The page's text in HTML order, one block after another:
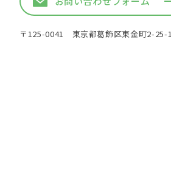
〒125-0041 東京都葛飾区東金町2-25-